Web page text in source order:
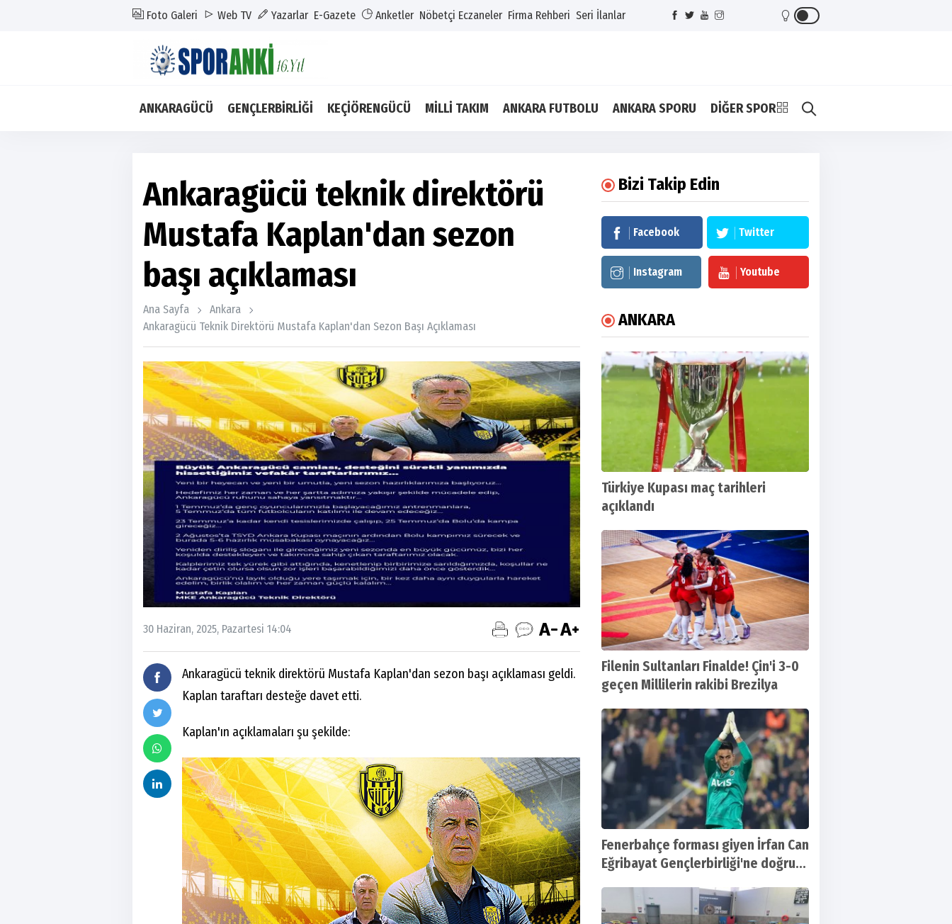
Foto Galeri Web TV Yazarlar E-Gazete Anketler Nöbetçi Eczaneler Firma Rehberi Seri İlanlar
ANKARAGÜCÜ GENÇLERBİRLİĞİ KEÇİÖRENGÜCÜ MİLLİ TAKIM ANKARA FUTBOLU ANKARA SPORU DİĞER SPOR
Ankaragücü teknik direktörü
Mustafa Kaplan'dan sezon
başı açıklaması
Ana Sayfa
Ankara
Ankaragücü Teknik Direktörü Mustafa Kaplan'dan Sezon Başı Açıklaması
30 Haziran, 2025, Pazartesi 14:04
Ankaragücü teknik direktörü Mustafa Kaplan'dan sezon başı açıklaması geldi.
Kaplan taraftarı desteğe davet etti.
Kaplan'ın açıklamaları şu şekilde:
Bizi Takip Edin
Facebook Twitter
Instagram Youtube
ANKARA
Türkiye Kupası maç tarihleri
açıklandı
Filenin Sultanları Finalde! Çin'i 3-0
geçen Millilerin rakibi Brezilya
Fenerbahçe forması giyen İrfan Can
Eğribayat Gençlerbirliği'ne doğru...